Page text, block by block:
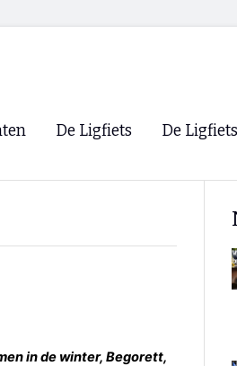
2026
De Ligfiets De
Lokale
in de winter, Begorett,